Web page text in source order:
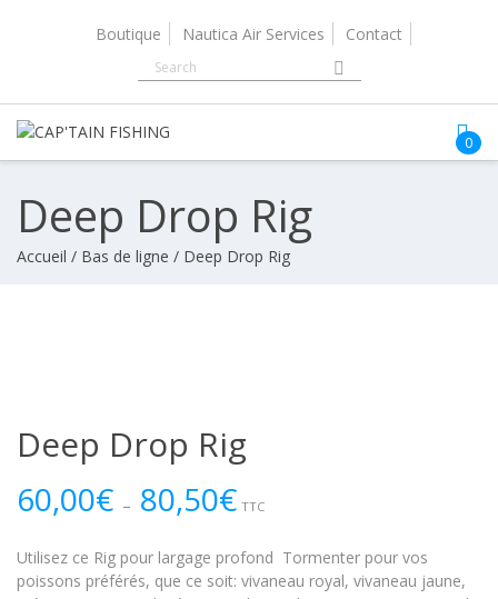
Boutique Nautica Air Services Contact
0
Deep Drop Rig
Accueil / Bas de ligne / Deep Drop Rig
Deep Drop Rig
60,00€ – 80,50€Plage
de
60,00€
à
TTC
Utilisez ce Rig pour largage profond Tormenter pour vos
poissons préférés, que ce soit: vivaneau royal, vivaneau jaune,